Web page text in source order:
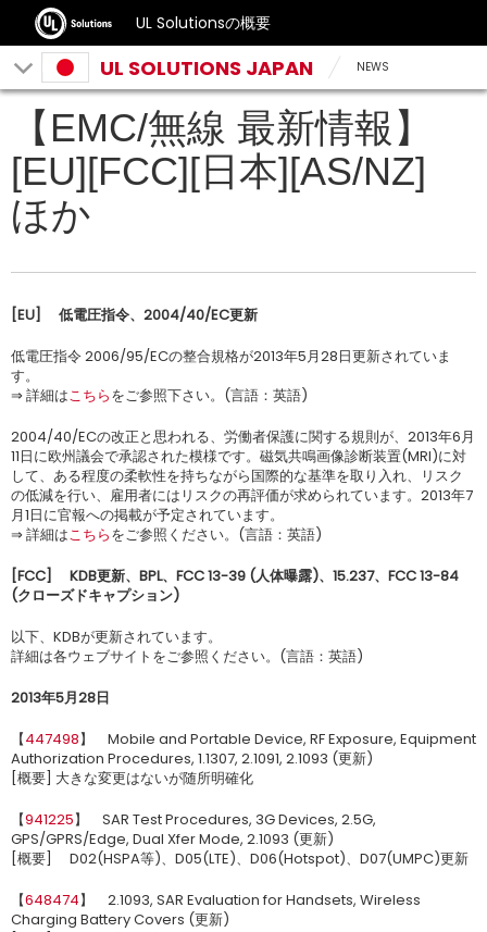
UL Solutionsの概要
UL SOLUTIONS JAPAN NEWS
【EMC/無線 最新情報】
[EU][FCC][日本][AS/NZ]
ほか
[EU] 低電圧指令、 2004/40/EC更新
低電圧指令 2006/95/ECの整合規格が2013年5月28日更新されていま
す。
⇒ 詳細はこちらをご参照下さい。(言語：英語)
2004/40/ECの改正と思われる、労働者保護に関する規則が、2013年6月
11日に欧州議会で承認された模様です。磁気共鳴画像診断装置(MRI)に対
して、ある程度の柔軟性を持ちながら国際的な基準を取り入れ、リスク
の低減を行い、雇用者にはリスクの再評価が求められています。2013年7
月1日に官報への掲載が予定されています。
⇒ 詳細はこちらをご参照ください。(言語：英語)
[FCC]
KDB更新、 BPL、 FCC 13-39 (人体曝露)、 15.237、 FCC 13-84
(クローズドキャプション)
以下、KDBが更新されています。
詳細は各ウェブサイトをご参照ください。(言語：英語)
2013年5月28日
【447498】 Mobile and Portable Device, RF Exposure, Equipment
Authorization Procedures, 1.1307, 2.1091, 2.1093 (更新)
[概要] 大きな変更はないが随所明確化
【941225】 SAR Test Procedures, 3G Devices, 2.5G,
GPS/GPRS/Edge, Dual Xfer Mode, 2.1093 (更新)
[概要] D02(HSPA等)、D05(LTE)、D06(Hotspot)、D07(UMPC)更新
【648474】 2.1093, SAR Evaluation for Handsets, Wireless
Charging Battery Covers (更新)